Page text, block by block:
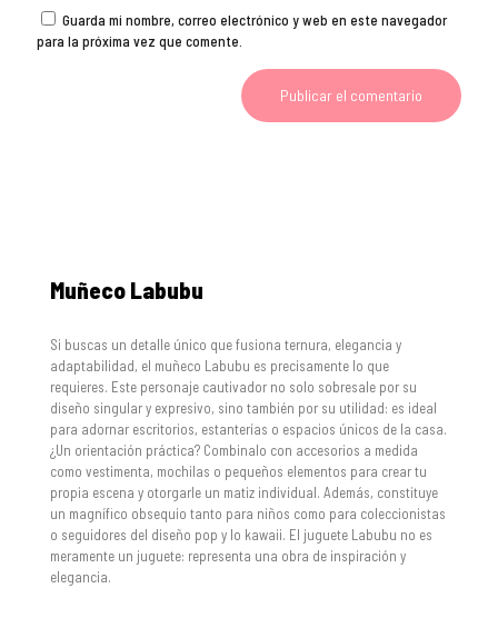
Guarda mi nombre, correo electrónico y web en este navegador
para la próxima vez que comente.
Muñeco Labubu
Si buscas un detalle único que fusiona ternura, elegancia y
adaptabilidad, el muñeco Labubu es precisamente lo que
requieres. Este personaje cautivador no solo sobresale por su
diseño singular y expresivo, sino también por su utilidad: es ideal
para adornar escritorios, estanterías o espacios únicos de la casa.
¿Un orientación práctica? Combinalo con accesorios a medida
como vestimenta, mochilas o pequeños elementos para crear tu
propia escena y otorgarle un matiz individual. Además, constituye
un magnífico obsequio tanto para niños como para coleccionistas
o seguidores del diseño pop y lo kawaii. El juguete Labubu no es
meramente un juguete: representa una obra de inspiración y
elegancia.